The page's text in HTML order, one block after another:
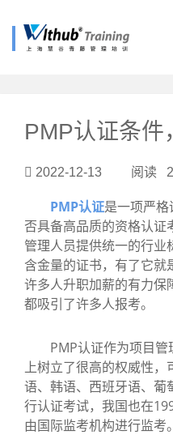
PMP认证条件
2022-12-13 阅读
PMP认证是一项严
否具备高品质的资格认证
管理人员提供统一的行业
含金量的证书，有了它就
许多人升职加薪的有力保
都吸引了许多人报考。
PMP认证作为项目管
上树立了很高的权威性，
语、韩语、西班牙语、葡
行认证考试，我国也在
由国际监考机构进行监考